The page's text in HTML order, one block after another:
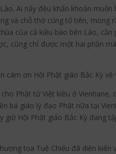
Ai nấy đều khẩn khoản muốn
và chỗ thờ cúng tổ tiên, mong
của cả kiều bào bên Lào,
cũng chỉ được một hai phần
cám ơn Hội Phật giáo Bắc Kỳ về
Phật tử Việt kiều ở Vientiane,
bá giáo lý đạo Phật nữa tại
Hội Phật giáo Bắc Kỳ đang
tọa Tuệ Chiếu đã diện kiến